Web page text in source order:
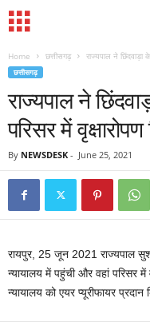
Home छत्तीसगढ़ राज्यपाल ने छिंदवाड़ा
छत्तीसगढ़
राज्यपाल ने
परिसर में
By NEWSDESK - June 25, 2021
रायपुर, 25 जून 2021 राज्यपाल
न्यायालय में पहुंची और वहां परिसर में
न्यायालय को एयर प्यूरीफायर प्रदान